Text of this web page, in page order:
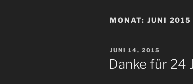
MONAT: JUNI 2015
VERÖFFENTLICHT
AM
JUNI 14, 2015
Danke für 24